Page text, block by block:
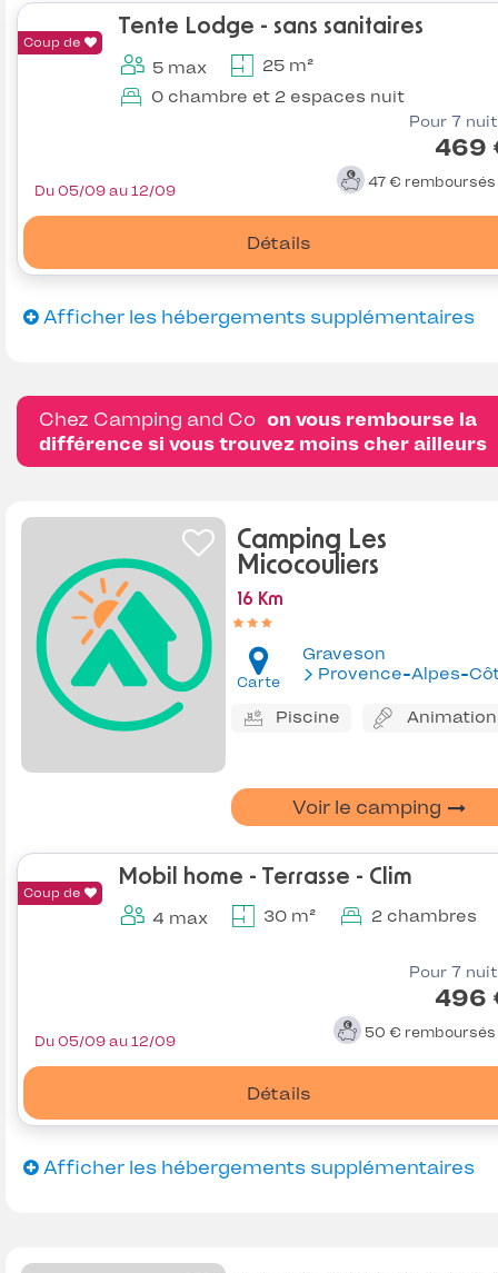
Coup de
Tente Lodge - sans sanitaires
5 max
25 m²
0 chambre et 2 espaces nuit
Pour 7
469
47 € remboursés
Détails
Du 05/09 au 12/09
Afficher les hébergements supplémentaires
Chez Camping and Co on vous rembourse la
différence si vous trouvez moins cher ailleurs
Camping Les
Micocouliers
16 Km
Carte
Graveson
Provence-Alpes-Côte
Piscine
Voir le camping
Coup de
Mobil home - Terrasse - Clim
4 max 30 m² 2 chambres
Pour 7
496
50 € remboursés
Détails
Du 05/09 au 12/09
Afficher les hébergements supplémentaires